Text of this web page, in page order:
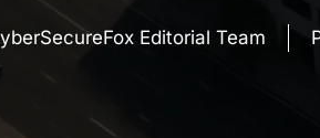
Editorial Team